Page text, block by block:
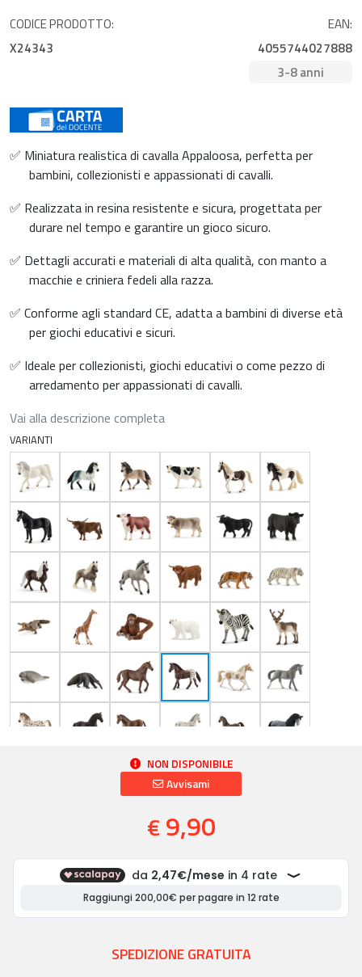
CODICE PRODOTTO:
X24343
EAN:
4055744027888
3-8 anni
✅ Miniatura realistica di cavalla Appaloosa, perfetta per
bambini, collezionisti e appassionati di cavalli.
✅ Realizzata in resina resistente e sicura, progettata per
durare nel tempo e garantire un gioco sicuro.
✅ Dettagli accurati e materiali di alta qualità, con manto a
macchie e criniera fedeli alla razza.
✅ Conforme agli standard CE, adatta a bambini di diverse età
per giochi educativi e sicuri.
✅ Ideale per collezionisti, giochi educativi o come pezzo di
arredamento per appassionati di cavalli.
Vai alla descrizione completa
VARIANTI
NON DISPONIBILE
Avvisami
€ 9,90
SPEDIZIONE GRATUITA